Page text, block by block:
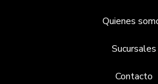
Quienes
Sucursales
Contacto